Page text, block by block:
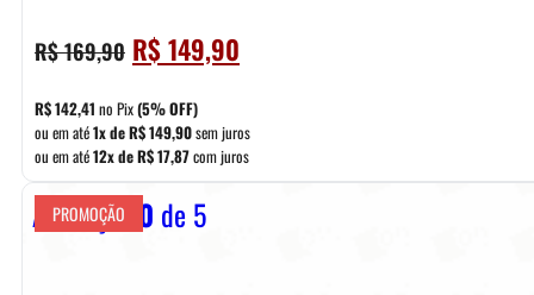
R$169,90 O
preço
original
era:
R$ 169,90.
R$149,90
preço
é:
R$ 149,90.
R$142,41 no Pix(5% OFF)
ou em até1x deR$149,90sem juros
ou em até12x deR$17,87com juros
Avaliação 0 de 5
PROMOÇÃO